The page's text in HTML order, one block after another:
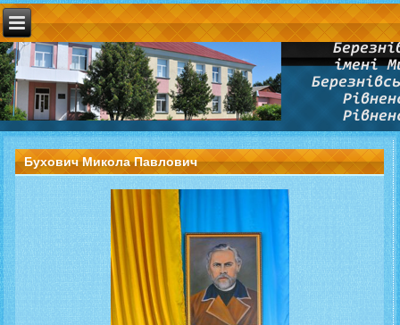
Бухович Микола Павлович